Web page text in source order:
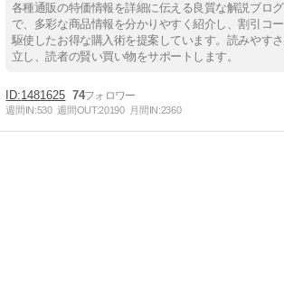
各種通販の特価情報を詳細に伝える良質な解説ブロ
で、多彩な商品情報を分かりやすく紹介し、割引コ
駆使したお得な購入術を提案しています。読みやす
立し、読者の賢い買い物をサポートします。
1481625 74
週間IN:530 週間OUT:20190 月間IN:2360